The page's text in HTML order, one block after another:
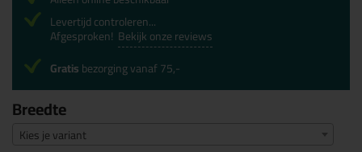
Breedte
Kies je variant
Levertijd controleren...
Afgesproken! Bekijk onze reviews
Gratisbezorging vanaf 75,-